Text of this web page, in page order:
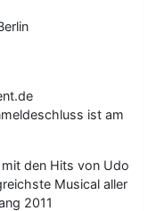
ist am
mit den Hits von Udo
Musical aller
2011